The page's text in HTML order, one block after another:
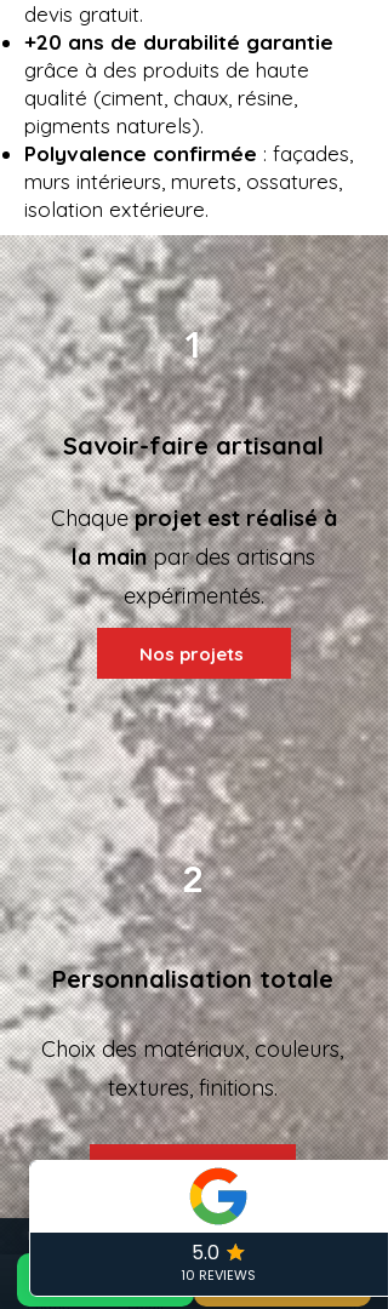
devis gratuit.
+20 ans de durabilité garantie
grâce à des produits de haute
qualité (ciment, chaux, résine,
pigments naturels).
Polyvalence confirmée : façades,
murs intérieurs, murets, ossatures,
isolation extérieure.
1
Savoir-faire artisanal
Chaqueprojet est réalisé à
la mainpar des artisans
expérimentés.
Nos projets
2
Personnalisation totale
Choix des matériaux, couleurs,
textures, finitions.
Nos prestations
Phone Email Facebook Formulaire de contact
DEVIS GRATUIT 24H — ARTISAN LOCAL CALAIS
✏️ Devis gratuit
📞 Appeler maintenant
🏠 Devis Gratuit 24h